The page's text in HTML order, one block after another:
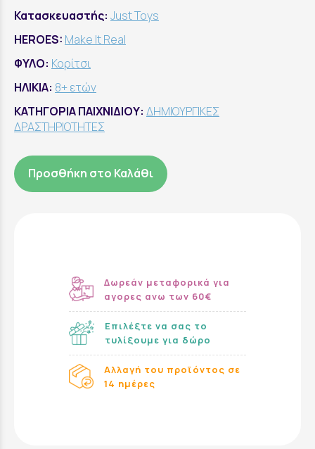
Κατασκευαστής: Just Toys
HEROES: Make It Real
ΦΥΛΟ: Κορίτσι
ΗΛΙΚΙΑ: 8+ ετών
ΚΑΤΗΓΟΡΙΑ ΠΑΙΧΝΙΔΙΟΥ: ΔΗΜΙΟΥΡΓΙΚΕΣ
ΔΡΑΣΤΗΡΙΟΤΗΤΕΣ
Προσθήκη στο Καλάθι
Δωρεάν μεταφορικά για
αγορες ανω των 60€
Επιλέξτε να σας το
τυλίξουμε για δώρο
Αλλαγή του προϊόντος σε
14 ημέρες